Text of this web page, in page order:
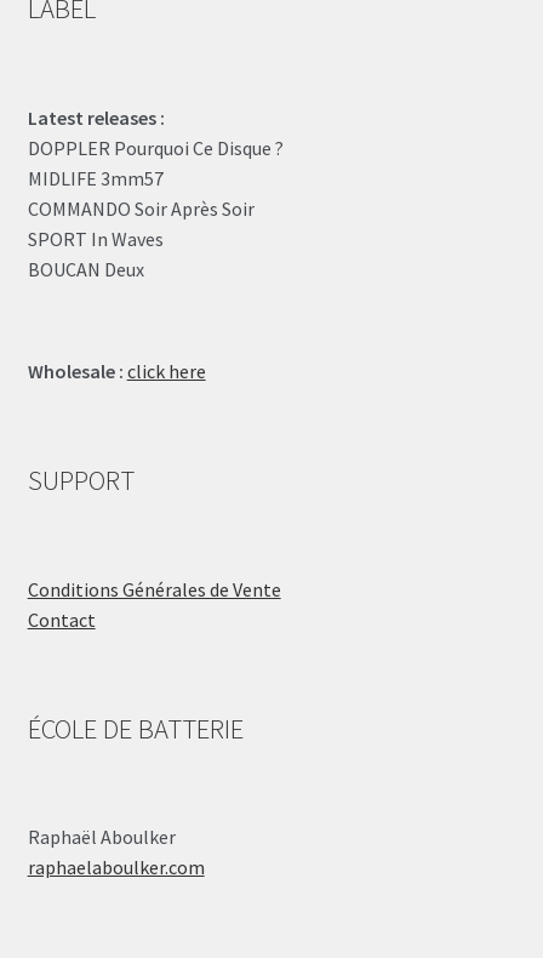
LABEL
Latest releases :
DOPPLER Pourquoi Ce Disque ?
MIDLIFE 3mm57
COMMANDO Soir Après Soir
SPORT In Waves
BOUCAN Deux
Wholesale : click here
SUPPORT
Conditions Générales de Vente
Contact
ÉCOLE DE BATTERIE
Raphaël Aboulker
raphaelaboulker.com